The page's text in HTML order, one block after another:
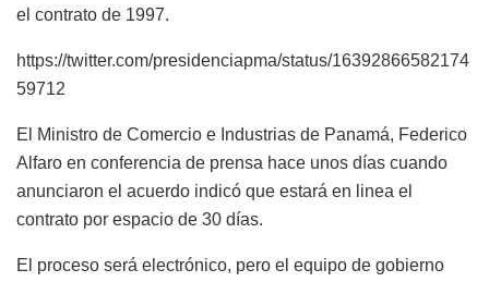
el contrato de 1997.
https://twitter.com/presidenciapma/status/16392866582174
59712
El Ministro de Comercio e Industrias de Panamá, Federico
Alfaro en conferencia de prensa hace unos días cuando
anunciaron el acuerdo indicó que estará en linea el
contrato por espacio de 30 días.
El proceso será electrónico, pero el equipo de gobierno